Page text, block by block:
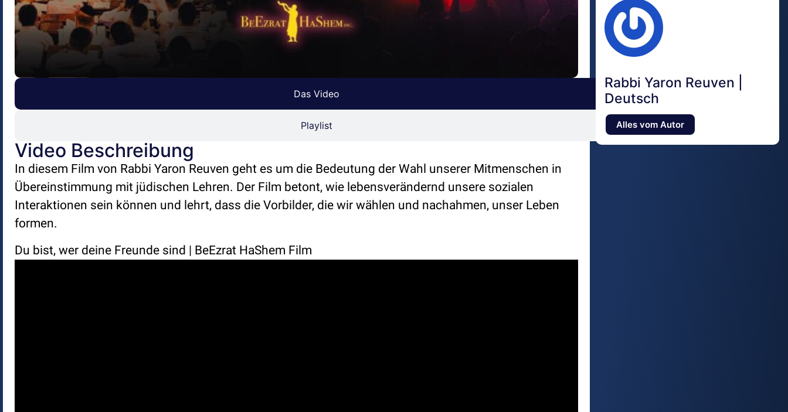
Das Video
Playlist
Video Beschreibung
In diesem Film von Rabbi Yaron Reuven geht es um die Bedeutung der Wahl unserer Mitmenschen in
Übereinstimmung mit jüdischen Lehren. Der Film betont, wie lebensverändernd unsere sozialen
Interaktionen sein können und lehrt, dass die Vorbilder, die wir wählen und nachahmen, unser Leben
formen.
Du bist, wer deine Freunde sind | BeEzrat HaShem Film
Rabbi Yaron Reuven |
Deutsch
Alles vom Autor